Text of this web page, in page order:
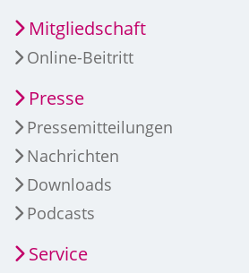
Mitgliedschaft
Online-Beitritt
Presse
Pressemitteilungen
Nachrichten
Downloads
Podcasts
Service